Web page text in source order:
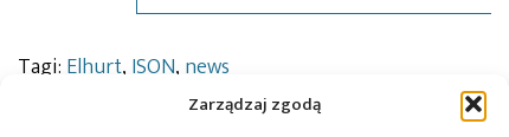
Zarządzaj zgodą
Tagi: Elhurt, ISON, news